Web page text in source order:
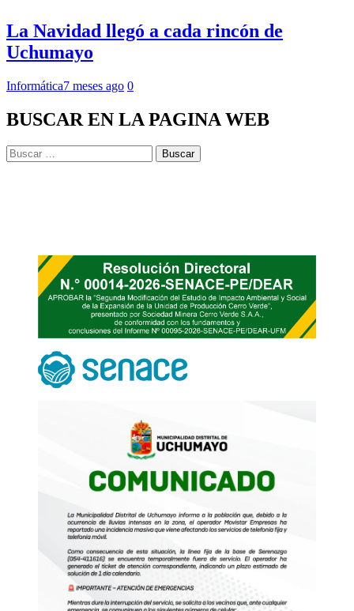
La Navidad llegó a cada rincón de
Uchumayo
Informática7 meses ago 0
BUSCAR EN LA PAGINA WEB
Buscar: